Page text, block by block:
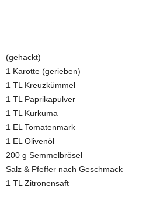
(gehackt)
1 Karotte (gerieben)
1 TL Kreuzkümmel
1 TL Paprikapulver
1 TL Kurkuma
1 EL Tomatenmark
1 EL Olivenöl
200 g Semmelbrösel
Salz & Pfeffer nach Geschmack
1 TL Zitronensaft